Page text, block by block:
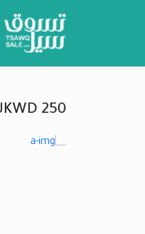
250 KWDللبيع جراوي جيرمن مواليد 6/12/2023